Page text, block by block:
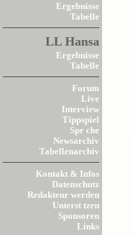
Ergebnisse
Tabelle
LL Hansa
Ergebnisse
Tabelle
Forum
Live
Interview
Tippspiel
Spr che
Newsarchiv
Tabellenarchiv
Kontakt & Infos
Datenschutz
Redakteur werden
Unterst tzen
Sponsoren
Links